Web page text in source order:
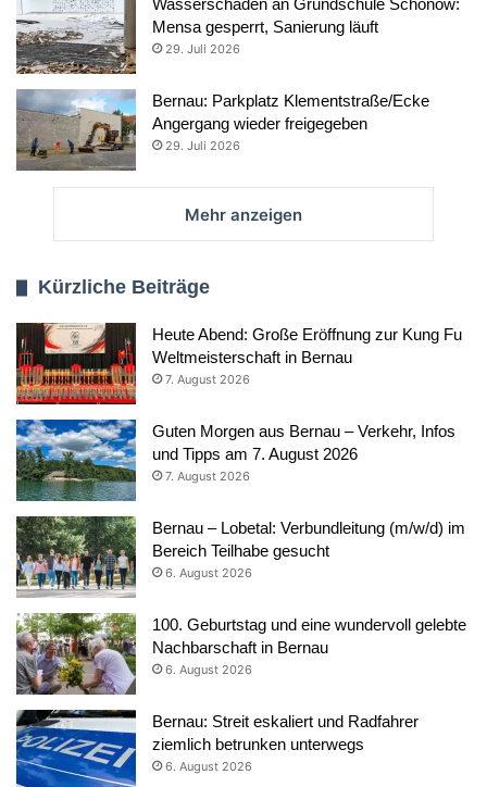
Wasserschaden an Grundschule Schönow:
Mensa gesperrt, Sanierung läuft
29. Juli 2026
Bernau: Parkplatz Klementstraße/Ecke
Angergang wieder freigegeben
29. Juli 2026
Mehr anzeigen
Kürzliche Beiträge
Heute Abend: Große Eröffnung zur Kung Fu
Weltmeisterschaft in Bernau
7. August 2026
Guten Morgen aus Bernau – Verkehr, Infos
und Tipps am 7. August 2026
7. August 2026
Bernau – Lobetal: Verbundleitung (m/w/d) im
Bereich Teilhabe gesucht
6. August 2026
100. Geburtstag und eine wundervoll gelebte
Nachbarschaft in Bernau
6. August 2026
Bernau: Streit eskaliert und Radfahrer
ziemlich betrunken unterwegs
6. August 2026